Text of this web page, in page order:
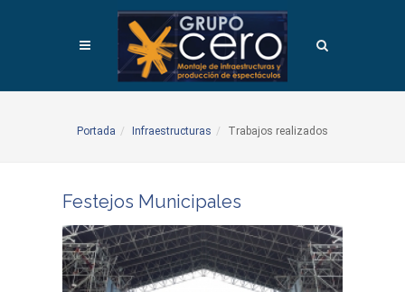
Portada Infraestructuras Trabajos realizados
Festejos Municipales